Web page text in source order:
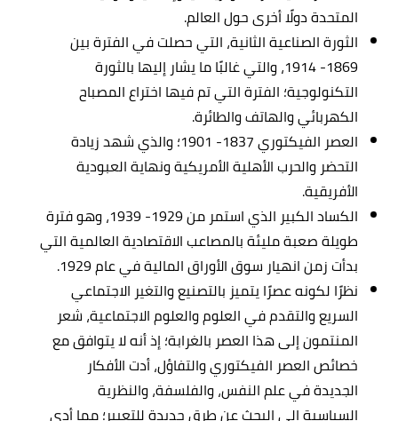
المتحدة دولًا أخرى حول العالم.
الثورة الصناعية الثانية، التي حصلت في الفترة بين
1869- 1914، والتي غالبًا ما يشار إليها بالثورة
التكنولوجية؛ الفترة التي تم فيها اختراع المصباح
الكهربائي والهاتف والطائرة.
العصر الفيكتوري 1837- 1901؛ والذي شهد زيادة
التحضر والحرب الأهلية الأمريكية ونهاية العبودية
الأفريقية.
الكساد الكبير الذي استمر من 1929- 1939، وهو فترة
طويلة صعبة مليئة بالمصاعب الاقتصادية العالمية التي
بدأت زمن انهيار سوق الأوراق المالية في عام 1929.
نظرًا لكونه عصرًا يتميز بالتصنيع والتغير الاجتماعي
السريع والتقدم في العلوم والعلوم الاجتماعية، شعر
المنتمون إلى هذا العصر بالغرابة؛ إذ أنه لا يتوافق مع
خصائص العصر الفيكتوري والتفاؤل، أدت الأفكار
الجديدة في علم النفس، والفلسفة، والنظرية
السياسية إلى البحث عن طرق جديدة للتعبير؛ مما أدى